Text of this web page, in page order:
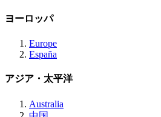
ヨーロッパ
Europe
España
アジア・太平洋
Australia